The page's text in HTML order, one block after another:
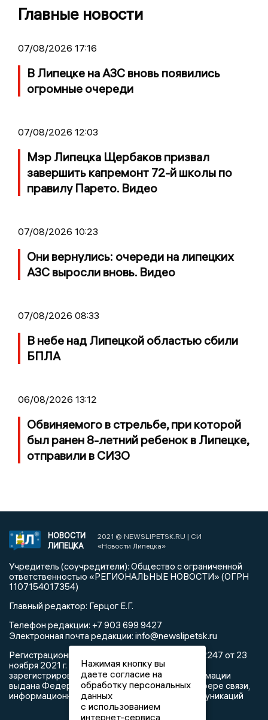
Главные новости
07/08/2026 17:16
В Липецке на АЗС вновь появились
огромные очереди
07/08/2026 12:03
Мэр Липецка Щербаков призвал
завершить капремонт 72-й школы по
правилу Парето. Видео
07/08/2026 10:23
Они вернулись: очереди на липецких
АЗС выросли вновь. Видео
07/08/2026 08:33
В небе над Липецкой областью сбили
БПЛА
06/08/2026 13:12
Обвиняемого в стрельбе, при которой
был ранен 8-летний ребенок в Липецке,
отправили в СИЗО
НОВОСТИ
ЛИПЕЦКА
2021 © NEWSLIPETSK.RU | СИ
«Новости Липецка»
Учредитель (соучредители): Общество с ограниченной
ответственностью «РЕГИОНАЛЬНЫЕ НОВОСТИ» (ОГРН
1107154017354)
Главный редактор: Герцог Е.Г.
Телефон редакции: +7 903 699 9427
Электронная почта редакции: info@newslipetsk.ru
Регистрационный номер: серия Эл № ФС77-82247 от 23
ноября 2021 г. согласно выписке из реестра
зарегистрированных средств массовой информации
выдана Федеральной службой по надзору в сфере связи,
информационных технологий и массовых коммуникаций
Нажимая кнопку вы
даете согласие на
обработку персональных
данных
с использованием
интернет-сервиса